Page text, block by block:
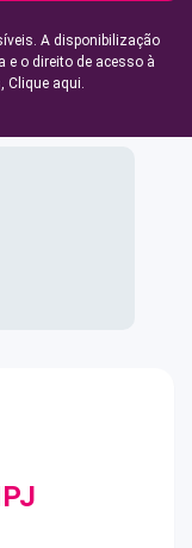
A disponibilização
e o direito de acesso à
Clique aqui.